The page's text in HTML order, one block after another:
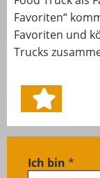
Favoriten“
Favoriten und
Trucks
LIVE
Ich bin *